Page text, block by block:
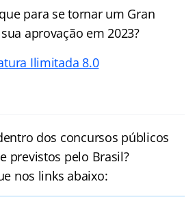
para se tornar um Gran
aprovação em 2023?
Ilimitada 8.0
dos concursos públicos
previstos pelo Brasil?
nos links abaixo: